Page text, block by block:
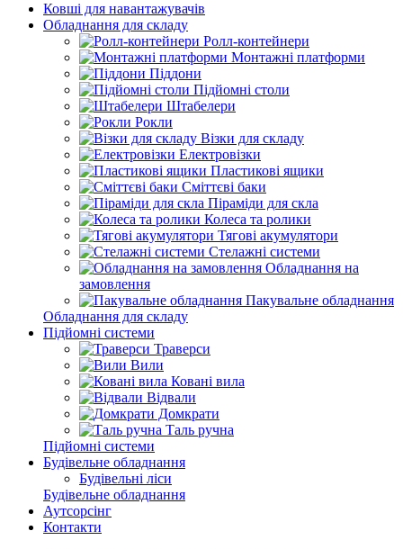
Ковші для навантажувачів
Обладнання для складу
Ролл-контейнери
Монтажні платформи
Піддони
Підйомні столи
Штабелери
Рокли
Візки для складу
Електровізки
Пластикові ящики
Сміттєві баки
Піраміди для скла
Колеса та ролики
Тягові акумулятори
Стелажні системи
Обладнання на
замовлення
Пакувальне обладнання
Обладнання для складу
Підйомні системи
Траверси
Вили
Ковані вила
Відвали
Домкрати
Таль ручна
Підйомні системи
Будівельне обладнання
Будівельні ліси
Будівельне обладнання
Аутсорсінг
Контакти